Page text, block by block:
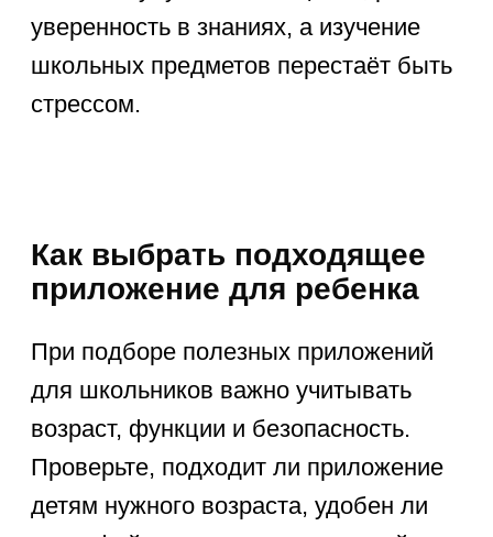
Для изучения математики
школьникам нужны приложения,
которые объясняют тему и дают
заданиями по всем разделам
математики, проверкой
результатов и подсказками
Математические хитрости —
упражнения и советы
для быстрого счета
и интересных математических
задач.
Таблица умножения—